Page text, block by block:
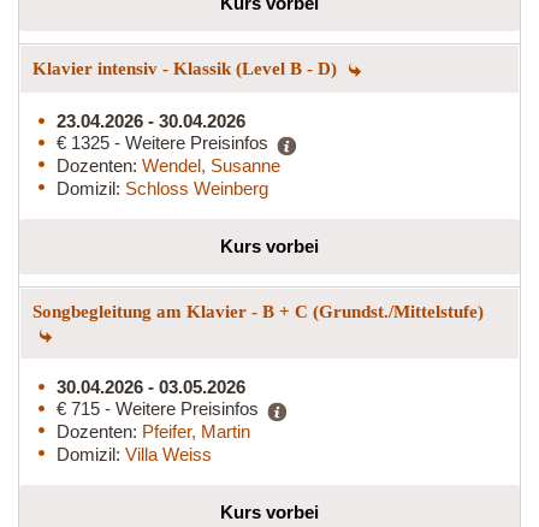
Klavier intensiv - Klassik (Level B - D)
23.04.2026 - 30.04.2026
€ 1325 - Weitere Preisinfos
Dozenten: Wendel, Susanne
Domizil: Schloss Weinberg
Kurs vorbei
Songbegleitung am Klavier - B + C (Grundst./Mittelstufe)
30.04.2026 - 03.05.2026
€ 715 - Weitere Preisinfos
Dozenten: Pfeifer, Martin
Domizil: Villa Weiss
Kurs vorbei